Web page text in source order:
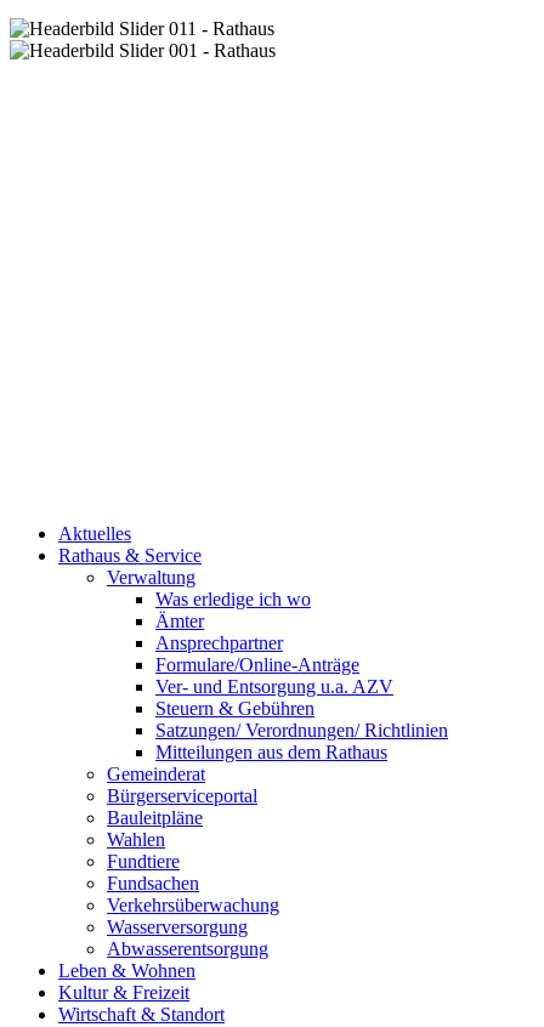
Aktuelles
Rathaus & Service
Verwaltung
Was erledige ich wo
Ämter
Ansprechpartner
Formulare/Online-Anträge
Ver- und Entsorgung u.a. AZV
Steuern & Gebühren
Satzungen/ Verordnungen/ Richtlinien
Mitteilungen aus dem Rathaus
Gemeinderat
Bürgerserviceportal
Bauleitpläne
Wahlen
Fundtiere
Fundsachen
Verkehrsüberwachung
Wasserversorgung
Abwasserentsorgung
Leben & Wohnen
Kultur & Freizeit
Wirtschaft & Standort